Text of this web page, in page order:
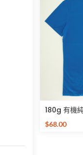
180g 有機
證
$68.00